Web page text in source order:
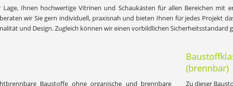
Ihnen hochwertige Vitrinen und Schaukästen für allen Bereichen mit
wir Sie gern individuell, praxisnah und bieten Ihnen für jedes Projekt
und Design. Zugleich können wir einen vorbildlichen Sicherheitsstandard
Baustoffe ohne organische und brennbare
(brennbar)
Zu dieser